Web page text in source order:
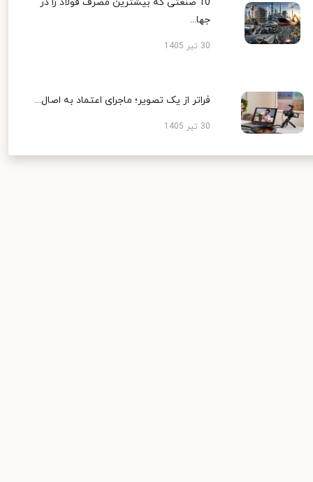
جها...
30 تیر 1405
فراتر از یک تصویر؛ ماجرای اعتماد به اصال...
30 تیر 1405